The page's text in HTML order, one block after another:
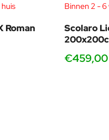
Besard | Lennart
Roman
Binnen 2 - 6
Scolaro
€459,00